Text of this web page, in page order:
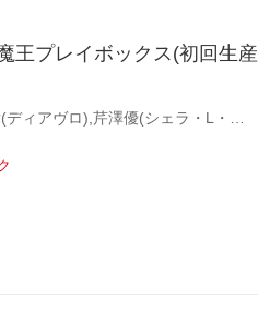
王プレイボックス(初回生産